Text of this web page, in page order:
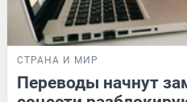
СТРАНА И МИР
Переводы начнут